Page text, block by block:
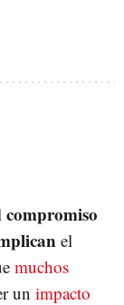
compromiso
el
muchos
un impacto